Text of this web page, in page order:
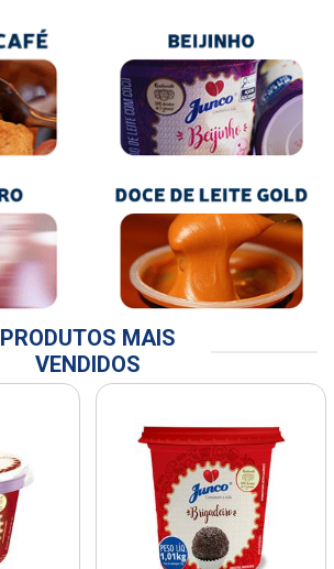
PRODUTOS MAIS
VENDIDOS